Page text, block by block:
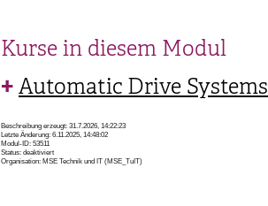
Kurse in diesem Modul
Automatic Drive Systems
Beschreibung erzeugt: 31.7.2026, 14:22:23
Letzte Änderung: 6.11.2025, 14:48:02
Modul-ID: 53511
Status: deaktiviert
Organisation: MSE Technik und IT (MSE_TuIT)